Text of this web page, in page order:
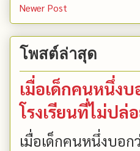
Newer Post
โพสต์ล่าสุด
เมื่อเด็กคนหนึ่ง
โรงเรียนที่ไม่ป
เมื่อเด็กคนหนึ่งบอก